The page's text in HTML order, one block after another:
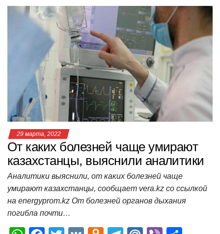
at
s
p
c
e
b
o
o
k
tt
er
n
kl
a
ss
ni
ki
e
gr
a
m
.R
u
er п
а
в
и
т
ь
29 марта, 2022
От каких болезней чаще умирают
казахстанцы, выяснили аналитики
Аналитики выяснили, от каких болезней чаще
умирают казахстанцы, сообщает vera.kz со ссылкой
на energyprom.kz От болезней органов дыхания
погибла почти…